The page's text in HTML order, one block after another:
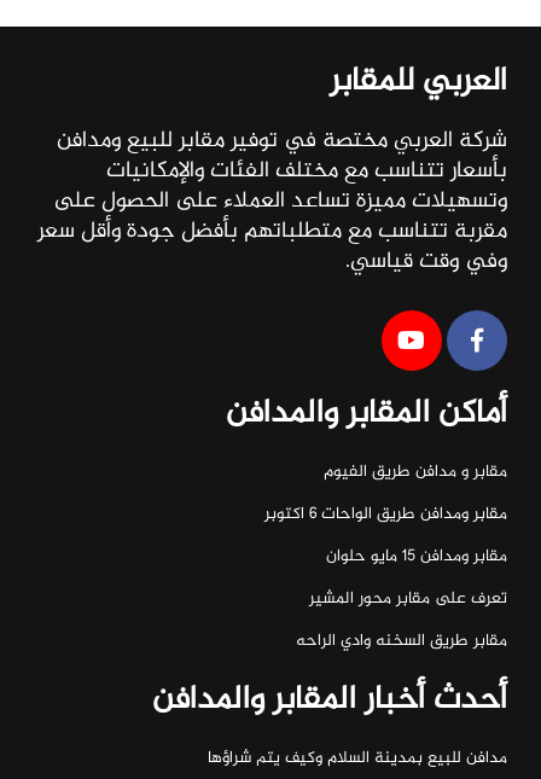
العربي للمقابر
شركة العربي مختصة في توفير مقابر للبيع ومدافن
بأسعار تتناسب مع مختلف الفئات والإمكانيات
وتسهيلات مميزة تساعد العملاء على الحصول على
مقربة تتناسب مع متطلباتهم بأفضل جودة وأقل سعر
وفي وقت قياسي.
أماكن المقابر والمدافن
مقابر و مدافن طريق الفيوم
مقابر ومدافن طريق الواحات ٦ اكتوبر
مقابر ومدافن ١٥ مايو حلوان
تعرف على مقابر محور المشير
مقابر طريق السخنه وادي الراحه
أحدث أخبار المقابر والمدافن
مدافن للبيع بمدينة السلام وكيف يتم شراؤها